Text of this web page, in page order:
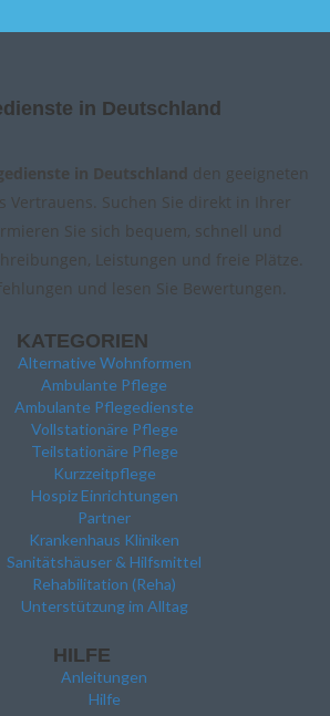
in Deutschland
in Deutschland den geeigneten
Vertrauens. Suchen Sie direkt in Ihrer
Sie sich bequem, schnell und
Leistungen und freie Plätze.
und lesen Sie Bewertungen.
KATEGORIEN
Alternative Wohnformen
Ambulante Pflege
Ambulante Pflegedienste
Vollstationäre Pflege
Teilstationäre Pflege
Kurzzeitpflege
Hospiz Einrichtungen
Partner
Krankenhaus Kliniken
Sanitätshäuser & Hilfsmittel
Rehabilitation (Reha)
Unterstützung im Alltag
HILFE
Anleitungen
Hilfe